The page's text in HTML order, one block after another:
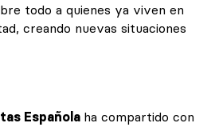
todo a quienes ya viven en
creando nuevas situaciones
Española ha compartido con